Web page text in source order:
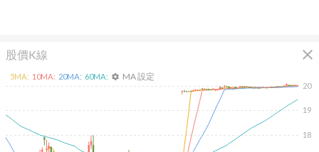
股價K線 close
18
19
20
5MA: 10MA: 20MA: 60MA: settings MA 設定